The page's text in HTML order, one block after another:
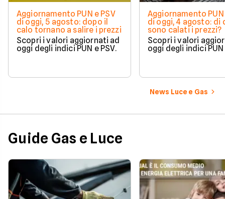
Aggiornamento PUN e PSV
di oggi, 5 agosto: dopo il
calo tornano a salire i prezzi
Scopri i valori aggiornati ad
oggi degli indici PUN e PSV.
Aggiornamento PUN
di oggi, 4 agosto: di
sono calati i prezzi?
Scopri i valori
oggi degli indici PUN
News Luce e Gas
Guide Gas e Luce